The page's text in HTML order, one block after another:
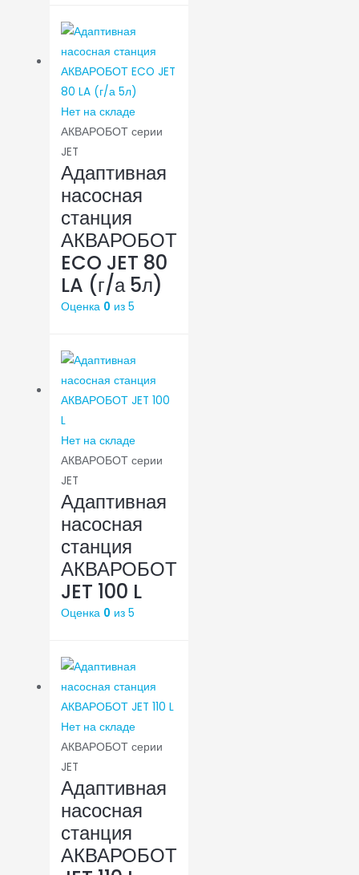
Нет на складе
АКВАРОБОТ серии
JET
Адаптивная
насосная
станция
АКВАРОБОТ
ECO JET 80
LA (г/а 5л)
Оценка 0 из 5
Нет на складе
АКВАРОБОТ серии
JET
Адаптивная
насосная
станция
АКВАРОБОТ
JET 100 L
Оценка 0 из 5
Нет на складе
АКВАРОБОТ серии
JET
Адаптивная
насосная
станция
АКВАРОБОТ